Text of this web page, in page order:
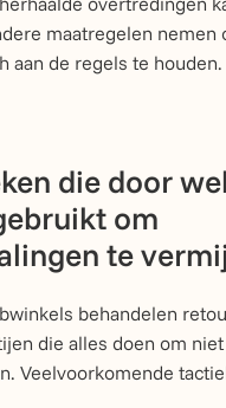
maatregelen nemen
aan de regels te houden.
die door
om
te
behandelen
die alles doen om
Veelvoorkomende